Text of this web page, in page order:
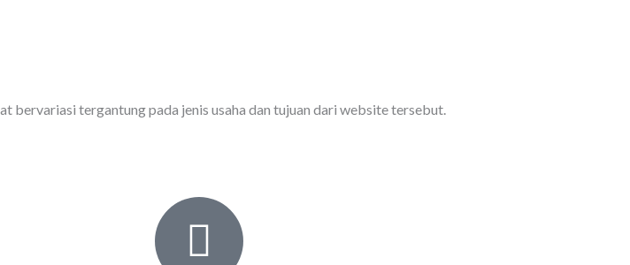
bervariasi tergantung pada jenis usaha dan tujuan dari website tersebut.